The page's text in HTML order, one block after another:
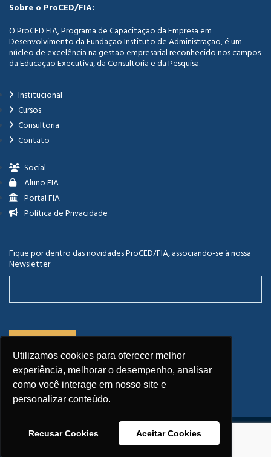
Utilizamos cookies para oferecer melhor
experiência, melhorar o desempenho, analisar
como você interage em nosso site e
personalizar conteúdo.
Recusar Cookies Aceitar Cookies
Sobre o ProCED/FIA:
O ProCED FIA, Programa de Capacitação da Empresa em
Desenvolvimento da Fundação Instituto de Administração, é um
núcleo de excelência na gestão empresarial reconhecido nos campos
da Educação Executiva, da Consultoria e da Pesquisa.
Institucional
Cursos
Consultoria
Contato
Social
Aluno FIA
Portal FIA
Política de Privacidade
Fique por dentro das novidades ProCED/FIA, associando-se à nossa
Newsletter
Copyright © 2026 FIA.
Todos os direitos reservados